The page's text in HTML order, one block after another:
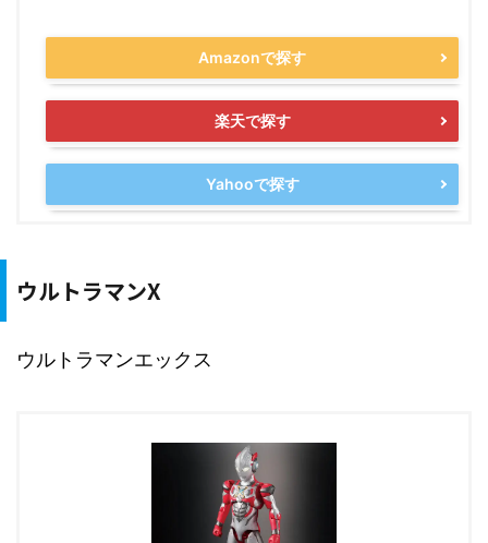
Amazonで探す
楽天で探す
Yahooで探す
ウルトラマンX
ウルトラマンエックス